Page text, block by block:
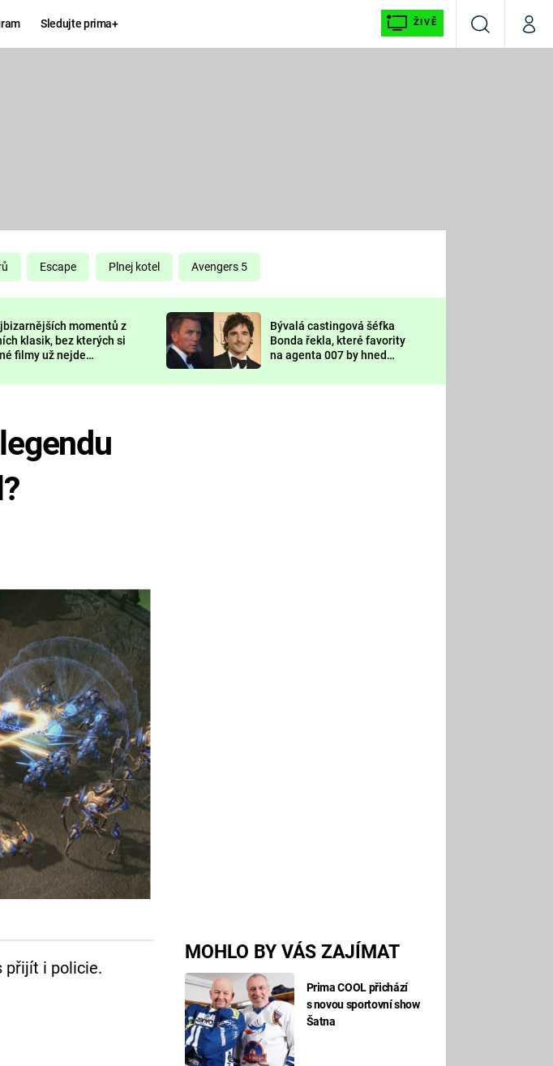
Sledujte prima+ ŽIVĚ
VyhledáváníMůj
KOMEDIE
CHUCK
NORRIS
DEADPOOL
Prima LAJK
Sledujte nás
Escape Plnej kotel Avengers 5
momentů z
klasik, bez kterých si
filmy už nejde
Bývalá castingová šéfka
Bonda řekla, které favority
na agenta 007 by hned
MOHLO BY VÁS ZAJÍMAT
Prima COOL přichází
s novou sportovní show
Šatna
přijít i policie.